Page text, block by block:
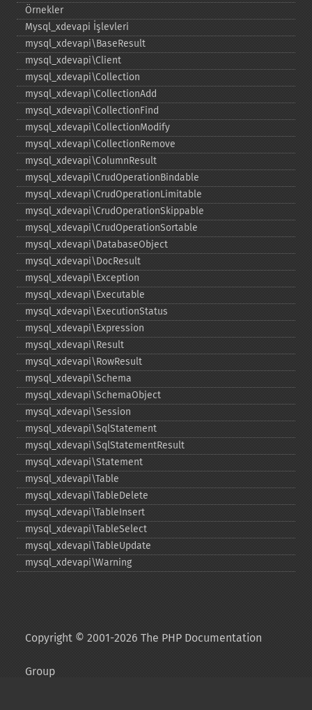
Örnekler
Mysql_​xdevapi İşlevleri
mysql_​xdevapi\BaseResult
mysql_​xdevapi\Client
mysql_​xdevapi\Collection
mysql_​xdevapi\CollectionAdd
mysql_​xdevapi\CollectionFind
mysql_​xdevapi\CollectionModify
mysql_​xdevapi\CollectionRemove
mysql_​xdevapi\ColumnResult
mysql_​xdevapi\CrudOperationBindable
mysql_​xdevapi\CrudOperationLimitable
mysql_​xdevapi\CrudOperationSkippable
mysql_​xdevapi\CrudOperationSortable
mysql_​xdevapi\DatabaseObject
mysql_​xdevapi\DocResult
mysql_​xdevapi\Exception
mysql_​xdevapi\Executable
mysql_​xdevapi\ExecutionStatus
mysql_​xdevapi\Expression
mysql_​xdevapi\Result
mysql_​xdevapi\RowResult
mysql_​xdevapi\Schema
mysql_​xdevapi\SchemaObject
mysql_​xdevapi\Session
mysql_​xdevapi\SqlStatement
mysql_​xdevapi\SqlStatementResult
mysql_​xdevapi\Statement
mysql_​xdevapi\Table
mysql_​xdevapi\TableDelete
mysql_​xdevapi\TableInsert
mysql_​xdevapi\TableSelect
mysql_​xdevapi\TableUpdate
mysql_​xdevapi\Warning
Copyright © 2001-2026 The PHP Documentation
Group